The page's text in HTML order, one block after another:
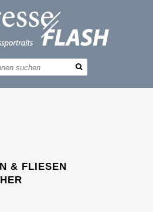
& FLIESEN